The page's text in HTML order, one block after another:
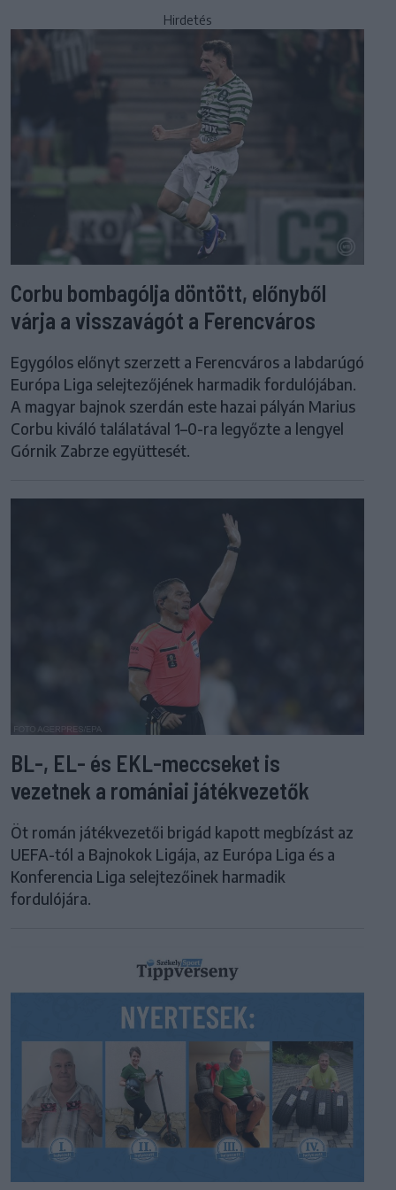
Hirdetés
Corbu bombagólja döntött, előnyből
várja a visszavágót a Ferencváros
Egygólos előnyt szerzett a Ferencváros a labdarúgó
Európa Liga selejtezőjének harmadik fordulójában.
A magyar bajnok szerdán este hazai pályán Marius
Corbu kiváló találatával 1–0-ra legyőzte a lengyel
Górnik Zabrze együttesét.
BL-, EL- és EKL-meccseket is
vezetnek a romániai játékvezetők
Öt román játékvezetői brigád kapott megbízást az
UEFA-tól a Bajnokok Ligája, az Európa Liga és a
Konferencia Liga selejtezőinek harmadik
fordulójára.